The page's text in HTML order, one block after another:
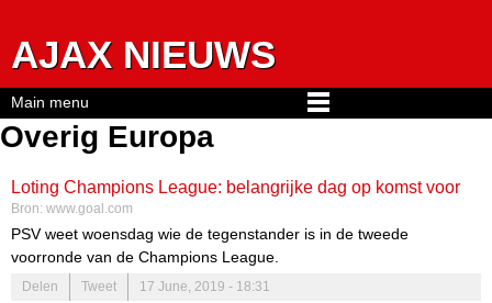
AJAX NIEUWS
Overig Europa
Loting Champions League: belangrijke dag op komst voor
PSV
Bron: www.goal.com
PSV weet woensdag wie de tegenstander is in de tweede
voorronde van de Champions League.
Delen Tweet 17 June, 2019 - 18:31
Main menu